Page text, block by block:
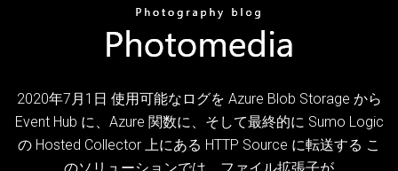
2020年7月1日 使用可能なログを Azure Blob Storage から
Event Hub に、Azure 関数に、そして最終的に Sumo Logic
の Hosted Collector 上にある HTTP Source に転送する こ